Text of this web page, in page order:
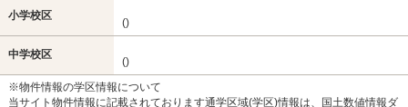
小学校区
()
中学校区
()
※物件情報の学区情報について
当サイト物件情報に記載されております通学区域(学区)情報は、国土数値情報ダ